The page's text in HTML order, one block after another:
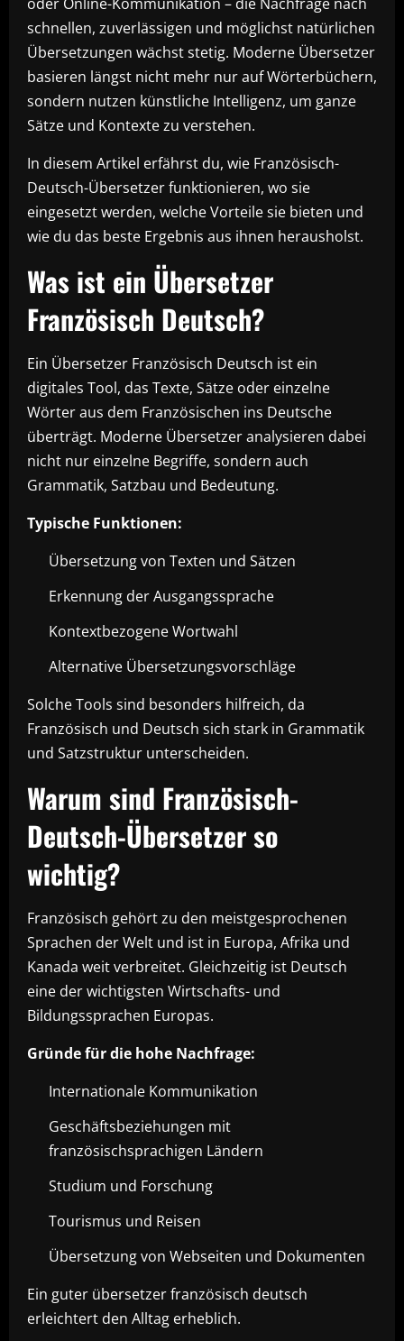
schnellen, zuverlässigen und möglichst natürlichen
Übersetzungen wächst stetig. Moderne Übersetzer
basieren längst nicht mehr nur auf Wörterbüchern,
sondern nutzen künstliche Intelligenz, um ganze
Sätze und Kontexte zu verstehen.
In diesem Artikel erfährst du, wie Französisch-
Deutsch-Übersetzer funktionieren, wo sie
eingesetzt werden, welche Vorteile sie bieten und
wie du das beste Ergebnis aus ihnen herausholst.
Was ist ein Übersetzer
Französisch Deutsch?
Ein Übersetzer Französisch Deutsch ist ein
digitales Tool, das Texte, Sätze oder einzelne
Wörter aus dem Französischen ins Deutsche
überträgt. Moderne Übersetzer analysieren dabei
nicht nur einzelne Begriffe, sondern auch
Grammatik, Satzbau und Bedeutung.
Typische Funktionen:
Übersetzung von Texten und Sätzen
Erkennung der Ausgangssprache
Kontextbezogene Wortwahl
Alternative Übersetzungsvorschläge
Solche Tools sind besonders hilfreich, da
Französisch und Deutsch sich stark in Grammatik
und Satzstruktur unterscheiden.
Warum sind Französisch-
Deutsch-Übersetzer so
wichtig?
Französisch gehört zu den meistgesprochenen
Sprachen der Welt und ist in Europa, Afrika und
Kanada weit verbreitet. Gleichzeitig ist Deutsch
eine der wichtigsten Wirtschafts- und
Bildungssprachen Europas.
Gründe für die hohe Nachfrage:
Internationale Kommunikation
Geschäftsbeziehungen mit
französischsprachigen Ländern
Studium und Forschung
Tourismus und Reisen
Übersetzung von Webseiten und Dokumenten
Ein guter übersetzer französisch deutsch
erleichtert den Alltag erheblich.